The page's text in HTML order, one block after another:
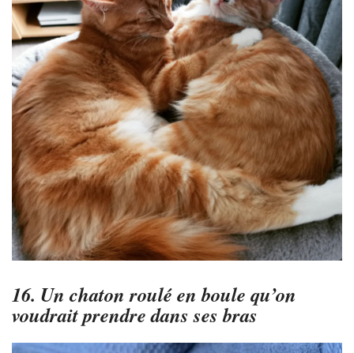
16. Un chaton roulé en boule qu’on
voudrait prendre dans ses bras